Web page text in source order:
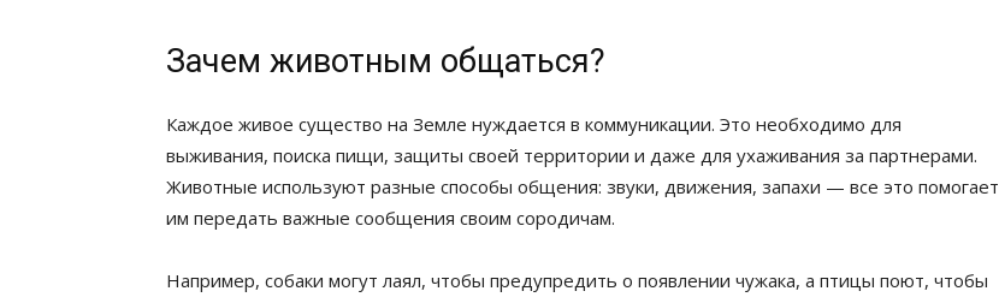
Зачем животным общаться?
Каждое живое существо на Земле нуждается в коммуникации. Это необходимо для
выживания, поиска пищи, защиты своей территории и даже для ухаживания за партнерами.
Животные используют разные способы общения: звуки, движения, запахи — все это помогает
им передать важные сообщения своим сородичам.
Например, собаки могут лаял, чтобы предупредить о появлении чужака, а птицы поют, чтобы